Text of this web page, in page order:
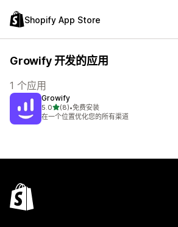
Shopify App Store
Growify 开发的应用
1 个应用
Growify
5.0星（满分 5 星）
(8)
总共 8 条评论
•免费安装
在一个位置优化您的所有渠道